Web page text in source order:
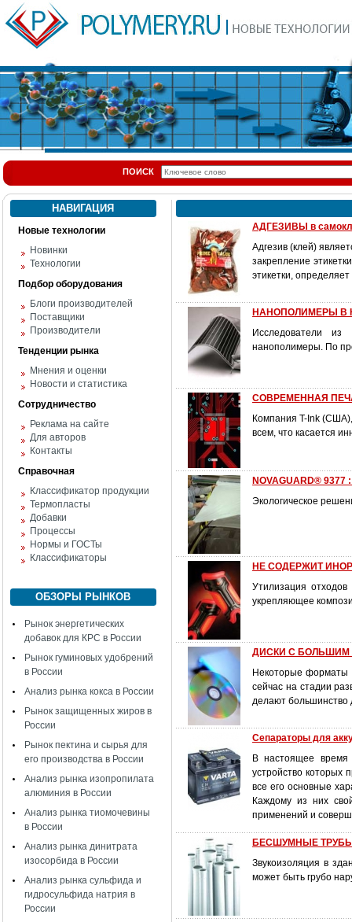
ПОИСК
НАВИГАЦИЯ
Новые технологии
Новинки
Технологии
Подбор оборудования
Блоги производителей
Поставщики
Производители
Тенденции рынка
Мнения и оценки
Новости и статистика
Сотрудничество
Реклама на сайте
Для авторов
Контакты
Справочная
Классификатор продукции
Термопласты
Добавки
Процессы
Нормы и ГОСТы
Классификаторы
ОБЗОРЫ РЫНКОВ
Рынок энергетических
добавок для КРС в России
Рынок гуминовых удобрений
в России
Анализ рынка кокса в России
Рынок защищенных жиров в
России
Рынок пектина и сырья для
его производства в России
Анализ рынка изопропилата
алюминия в России
Анализ рынка тиомочевины
в России
Анализ рынка динитрата
изосорбида в России
Анализ рынка сульфида и
гидросульфида натрия в
России
АДГЕЗИВЫ в
Адгезив (клей)
закрепление
этикетки,
НАНОПОЛИМЕРЫ В
Исследователи из
нанополимеры. По
СОВРЕМЕННАЯ
Компания T-Ink
всем, что касается
NOVAGUARD® 9377
Экологическое
НЕ СОДЕРЖИТ
Утилизация
укрепляющее
ДИСКИ С
Некоторые форматы
сейчас на стадии
делают большинство
Сепараторы для
В настоящее время
устройство которых
все его основные
Каждому из них
применений и
БЕСШУМНЫЕ ТРУБЫ
Звукоизоляция в
может быть грубо